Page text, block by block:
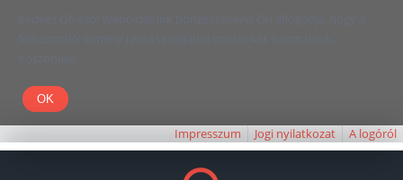
Kedves Olvasó! Weboldalunk böngészésével Ön elfogadja, hogy a
felhasználói élmény javítása céljából cookie-kat használunk.
Köszönjük!
Impresszum Jogi nyilatkozat A logóról